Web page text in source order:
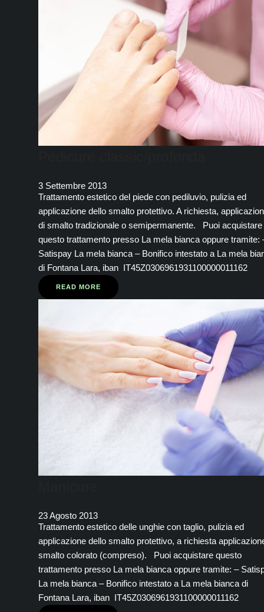
3 Settembre 2013
Trattamento estetico del piede con pediluvio, pulizia ed
applicazione dello smalto protettivo. A richiesta,
di smalto tradizionale o semipermanente. Puoi acquistare
questo trattamento presso La mela bianca oppure tramite:
Satispay La mela bianca – Bonifico intestato a La mela
di Fontana Lara, iban IT45Z0306961931100000011162
READ MORE
23 Agosto 2013
Trattamento estetico delle unghie con taglio, pulizia ed
applicazione dello smalto protettivo, a richiesta
smalto colorato (compreso). Puoi acquistare questo
trattamento presso La mela bianca oppure tramite: –
La mela bianca – Bonifico intestato a La mela bianca di
Fontana Lara, iban IT45Z0306961931100000011162